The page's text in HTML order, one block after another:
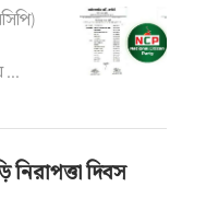
...
নিরাপত্তা দিবস